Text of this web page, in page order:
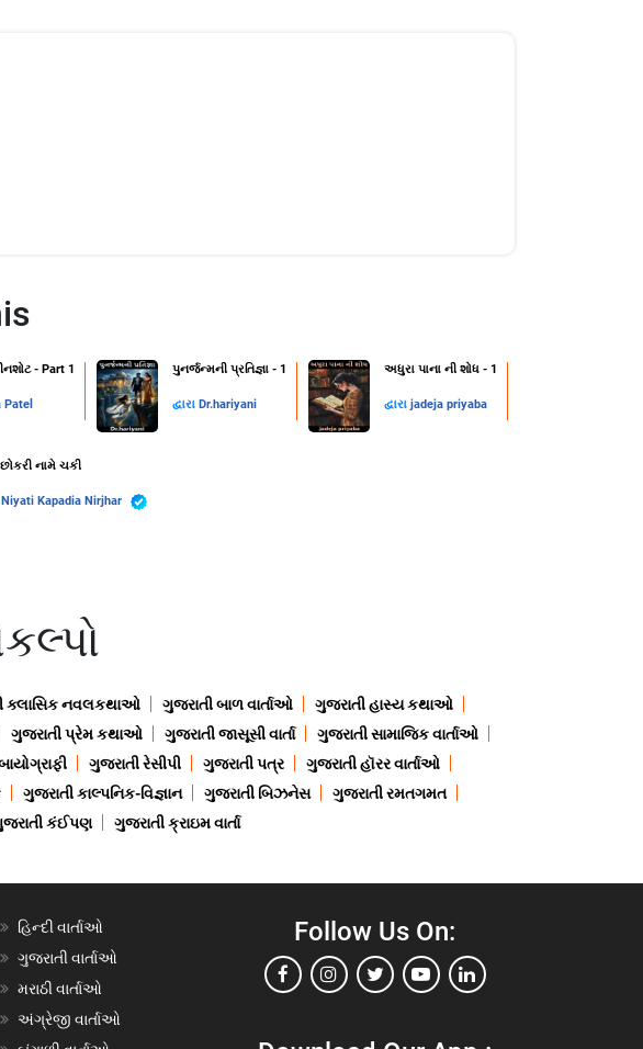
- Part 1
Patel
પુનર્જન્મની પ્રતિજ્ઞા - 1
દ્વારા Dr.hariyani
અધુરા પાના ની શોધ - 1
દ્વારા jadeja priyaba
નામે ચકી
Niyati Kapadia Nirjhar
ક્લાસિક નવલકથાઓ ગુજરાતી બાળ વાર્તાઓ
ગુજરાતી હાસ્ય કથાઓ
ગુજરાતી પ્રેમ કથાઓ ગુજરાતી જાસૂસી વાર્તા
ગુજરાતી સામાજિક વાર્તાઓ
ગુજરાતી રેસીપી ગુજરાતી પત્ર
ગુજરાતી હૉરર વાર્તાઓ
ગુજરાતી કાલ્પનિક-વિજ્ઞાન ગુજરાતી બિઝનેસ
ગુજરાતી રમતગમત
કંઈપણ ગુજરાતી ક્રાઇમ વાર્તા
હિન્દી વાર્તાઓ
ગુજરાતી વાર્તાઓ
મરાઠી વાર્તાઓ
અંગ્રેજી વાર્તાઓ
Follow Us On: